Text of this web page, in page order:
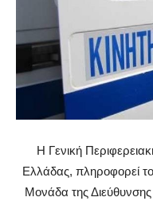
Η Γενική
Ελλάδας, πληροφορεί
Μονάδα της